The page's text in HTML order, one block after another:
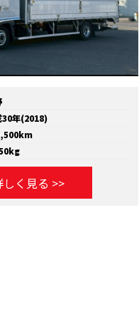
30年(2018)
しく見る >>